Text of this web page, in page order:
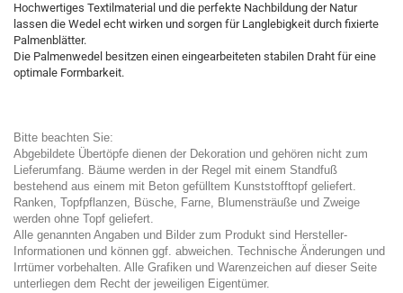
Hochwertiges Textilmaterial und die perfekte Nachbildung der Natur
lassen die Wedel echt wirken und sorgen für Langlebigkeit durch fixierte
Palmenblätter.
Die Palmenwedel besitzen einen eingearbeiteten stabilen Draht für eine
optimale Formbarkeit.
Bitte beachten Sie:
Abgebildete Übertöpfe dienen der Dekoration und gehören nicht zum
Lieferumfang. Bäume werden in der Regel mit einem Standfuß
bestehend aus einem mit Beton gefülltem Kunststofftopf geliefert.
Ranken, Topfpflanzen, Büsche, Farne, Blumensträuße und Zweige
werden ohne Topf geliefert.
Alle genannten Angaben und Bilder zum Produkt sind Hersteller-
Informationen und können ggf. abweichen. Technische Änderungen und
Irrtümer vorbehalten. Alle Grafiken und Warenzeichen auf dieser Seite
unterliegen dem Recht der jeweiligen Eigentümer.